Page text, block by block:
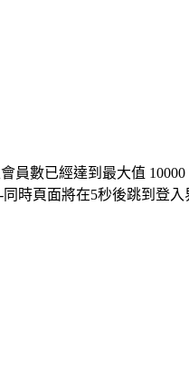
員數已經達到最大值
同時頁面將在5秒後跳到登入